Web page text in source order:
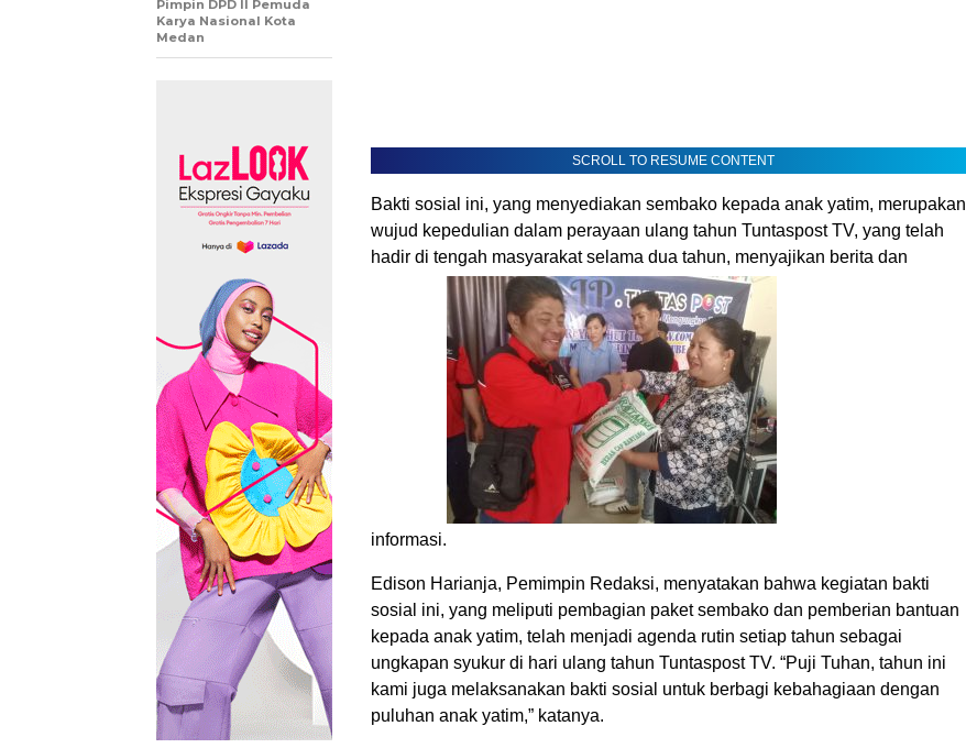
SCROLL TO RESUME CONTENT
Bakti sosial ini, yang menyediakan sembako kepada anak yatim, merupakan
wujud kepedulian dalam perayaan ulang tahun Tuntaspost TV, yang telah
hadir di tengah masyarakat selama dua tahun, menyajikan berita dan
informasi.
Edison Harianja, Pemimpin Redaksi, menyatakan bahwa kegiatan bakti
sosial ini, yang meliputi pembagian paket sembako dan pemberian bantuan
kepada anak yatim, telah menjadi agenda rutin setiap tahun sebagai
ungkapan syukur di hari ulang tahun Tuntaspost TV. “Puji Tuhan, tahun ini
kami juga melaksanakan bakti sosial untuk berbagi kebahagiaan dengan
puluhan anak yatim,” katanya.
Pimpin DPD II Pemuda
Karya Nasional Kota
Medan